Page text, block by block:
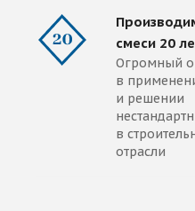
смеси 20
Огромный
в
и решении
в
отрасли